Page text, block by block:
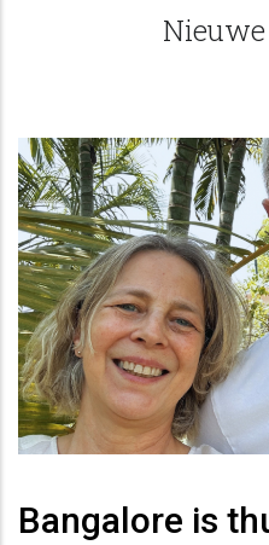
Nieuwe
Bangalore is